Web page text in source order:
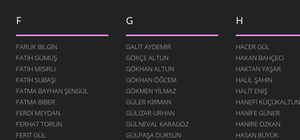
F
FARUK BILGIN
FATIH GÜMÜŞ
FATIH MISIRLI
FATIH SUBAŞI
FATMA BAYHAN ŞENGÜL
FATMA BIBER
FERDI MEYDAN
FERHAT TORUN
FERIT GÜL
G
GALIT AYDEMIR
GÖKÇE ALTUN
GÖKHAN ALTUN
GÖKHAN ÖĞCEM
GÖKMEN YILMAZ
GÜLER KIRMAN
GÜLIZAR URHAN
GÜLNEVAL KARAGÖZ
GÜLPAŞA DURSUN
H
HACER GÜL
HAKAN BAHÇECI
HAKTAN YAŞAR
HALIL ŞAHIN
HALIT ENIŞ
HANEFI KÜÇÜKALTUN
HANIFE GÜNER
HANIRE ÖZKAN
HASAN BÜYÜK